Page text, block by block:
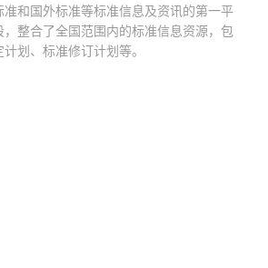
和国外标准等标准信息及资讯的第一平
整合了全国范围内的标准信息资源，包
划、标准修订计划等。